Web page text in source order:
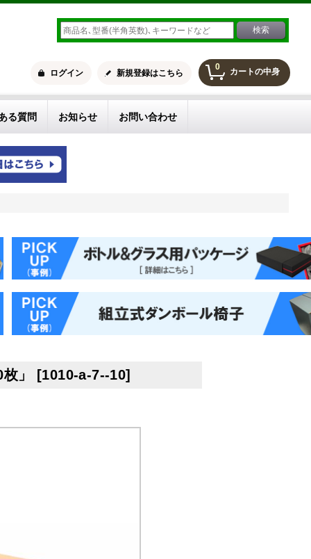
0 カートの中身
ログイン 新規登録はこちら
る質問 お知らせ お問い合わせ
」 [1010-a-7--10]